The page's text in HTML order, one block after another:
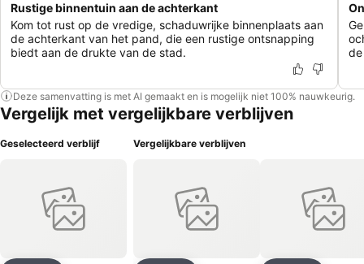
Rustige binnentuin aan de achterkant
Kom tot rust op de vredige, schaduwrijke binnenplaats aan
de achterkant van het pand, die een rustige ontsnapping
biedt aan de drukte van de stad.
Deze samenvatting is met AI gemaakt en is mogelijk niet 100% nauwkeurig.
Vergelijk met vergelijkbare verblijven
Geselecteerd verblijf Vergelijkbare verblijven